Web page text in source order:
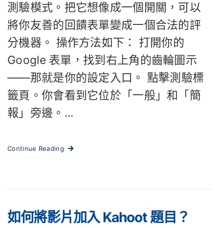
測驗模式。把它想像成一個開關，可以
將你友善的回饋表單變成一個合法的評
分機器。 操作方法如下： 打開你的
Google 表單，找到右上角的齒輪圖示
——那就是你的設定入口。 點擊測驗標
籤頁。你會看到它位於「一般」和「簡
報」旁邊。...
Continue Reading
如何將影片加入 Kahoot 題目？